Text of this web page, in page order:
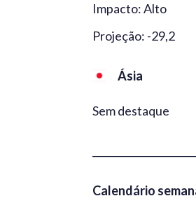
Impacto: Alto
Projeção: -29,2
Ásia
Sem destaque
Calendário